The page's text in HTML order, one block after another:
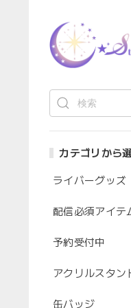
カテゴリから
ライバーグッズ
配信必須アイテ
予約受付中
アクリルスタン
缶バッジ